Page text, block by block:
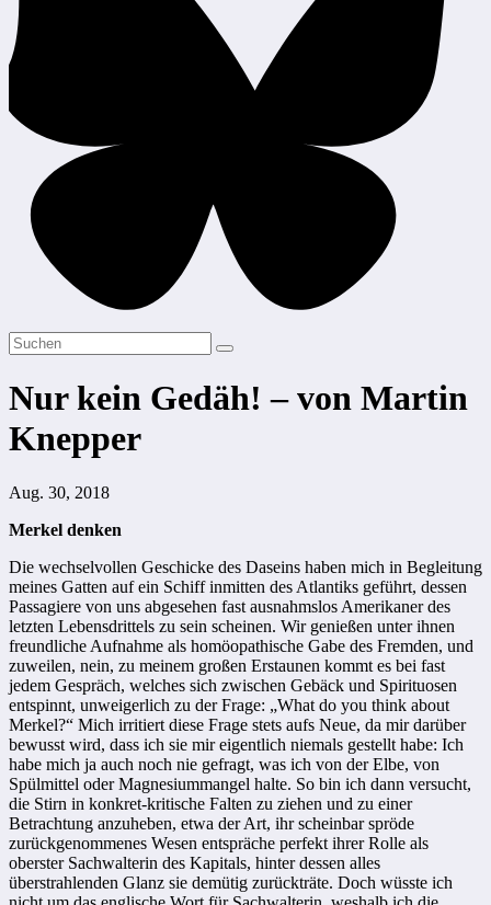
Nur kein Gedäh! – von Martin
Knepper
Aug. 30, 2018
Merkel denken
Die wechselvollen Geschicke des Daseins haben mich in Begleitung
meines Gatten auf ein Schiff inmitten des Atlantiks geführt, dessen
Passagiere von uns abgesehen fast ausnahmslos Amerikaner des
letzten Lebensdrittels zu sein scheinen. Wir genießen unter ihnen
freundliche Aufnahme als homöopathische Gabe des Fremden, und
zuweilen, nein, zu meinem großen Erstaunen kommt es bei fast
jedem Gespräch, welches sich zwischen Gebäck und Spirituosen
entspinnt, unweigerlich zu der Frage: „What do you think about
Merkel?“ Mich irritiert diese Frage stets aufs Neue, da mir darüber
bewusst wird, dass ich sie mir eigentlich niemals gestellt habe: Ich
habe mich ja auch noch nie gefragt, was ich von der Elbe, von
Spülmittel oder Magnesiummangel halte. So bin ich dann versucht,
die Stirn in konkret-kritische Falten zu ziehen und zu einer
Betrachtung anzuheben, etwa der Art, ihr scheinbar spröde
zurückgenommenes Wesen entspräche perfekt ihrer Rolle als
oberster Sachwalterin des Kapitals, hinter dessen alles
überstrahlenden Glanz sie demütig zurückträte. Doch wüsste ich